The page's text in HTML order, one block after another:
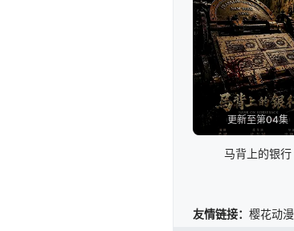
更新至第04集
马背上的银行
友情链接： 樱花动漫